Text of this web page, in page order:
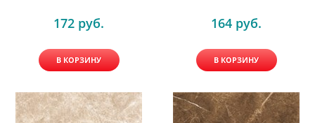
172 руб.
В КОРЗИНУ
164 руб.
В КОРЗИНУ